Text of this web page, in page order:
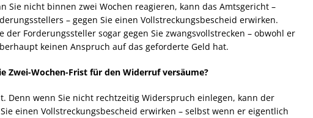
Sie nicht binnen zwei Wochen reagieren, kann das Amtsgericht –
– gegen Sie einen Vollstreckungsbescheid erwirken.
der Forderungssteller sogar gegen Sie zwangsvollstrecken – obwohl er
keinen Anspruch auf das geforderte Geld hat.
Zwei-Wochen-Frist für den Widerruf versäume?
Denn wenn Sie nicht rechtzeitig Widerspruch einlegen, kann der
einen Vollstreckungsbescheid erwirken – selbst wenn er eigentlich